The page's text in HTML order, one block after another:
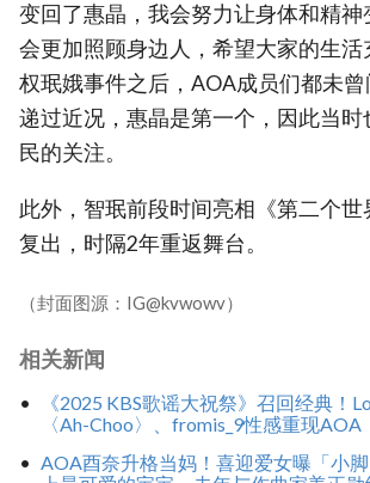
变回了惠晶，我会努力让身体和精
会更加照顾身边人，希望大家的生活
权珉娥事件之后，AOA成员们都未
递过近况，惠晶是第一个，因此当时
民的关注。
此外，智珉前段时间亮相《第二个
复出，时隔2年重返舞台。
（封面图源：IG@kvwowv）
相关新闻
《2025 KBS歌谣大祝祭》召回经典！
〈Ah-Choo〉、fromis_9性感重现AOA
AOA酉奈升格当妈！喜迎爱女曝「小